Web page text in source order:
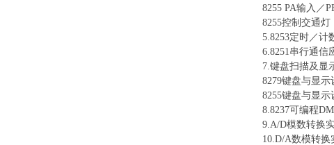
8255 PA输入／
8255控制交通灯
5.8253定时／计
6.8251串行通信
7.键盘扫描及显
8279键盘与显示
8255键盘与显示
8.8237可编程
9.A/D模数转换
10.D/A数模转换